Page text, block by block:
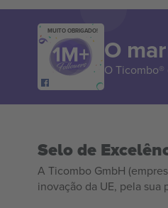
MUITO OBRIGADO!
O
O
Selo de
A Ticombo GmbH
inovação da UE, pela sua